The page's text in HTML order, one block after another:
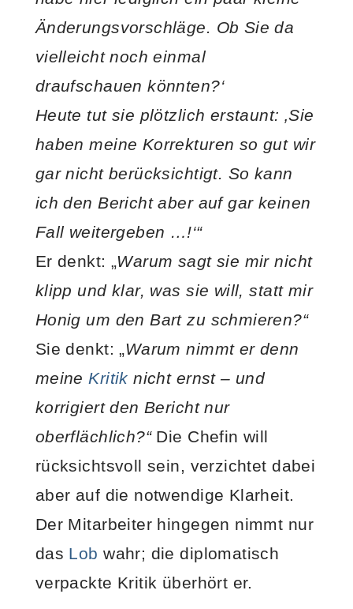
Änderungsvorschläge. Ob Sie da
vielleicht noch einmal
draufschauen könnten?‘
Heute tut sie plötzlich erstaunt: ‚Sie
haben meine Korrekturen so gut wir
gar nicht berücksichtigt. So kann
ich den Bericht aber auf gar keinen
Fall weitergeben …!‘“
Er denkt: „Warum sagt sie mir nicht
klipp und klar, was sie will, statt mir
Honig um den Bart zu schmieren?“
Sie denkt: „Warum nimmt er denn
meine Kritik nicht ernst – und
korrigiert den Bericht nur
oberflächlich?“ Die Chefin will
rücksichtsvoll sein, verzichtet dabei
aber auf die notwendige Klarheit.
Der Mitarbeiter hingegen nimmt nur
das Lob wahr; die diplomatisch
verpackte Kritik überhört er.